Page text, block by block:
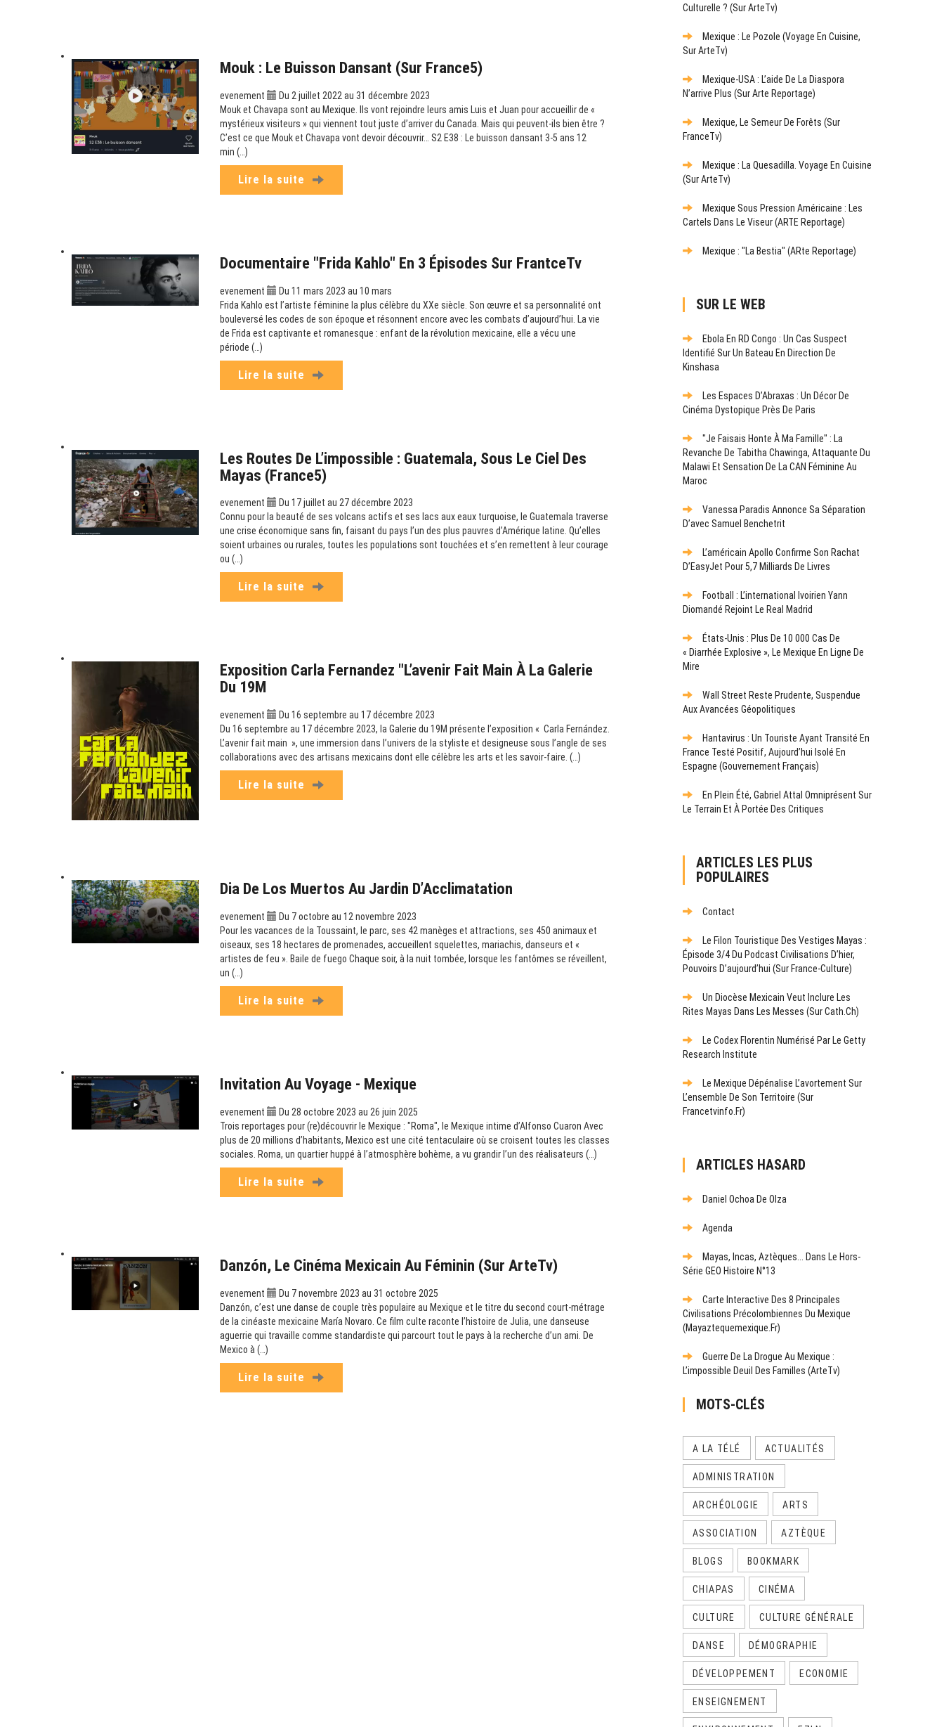
Mouk : Le Buisson Dansant (sur France5)
evenement
Du 2 juillet 2022 au 31 décembre 2023
Mouk et Chavapa sont au Mexique. Ils vont rejoindre leurs amis Luis et Juan pour accueillir de «
mystérieux visiteurs » qui viennent tout juste d’arriver du Canada. Mais qui peuvent-ils bien être ?
C’est ce que Mouk et Chavapa vont devoir découvrir… S2 E38 : Le buisson dansant 3-5 ans 12
min (…)
Lire la suite
Documentaire "Frida Kahlo" En 3 Épisodes Sur FrantceTv
evenement
Du 11 mars 2023 au 10 mars
Frida Kahlo est l’artiste féminine la plus célèbre du XXe siècle. Son œuvre et sa personnalité ont
bouleversé les codes de son époque et résonnent encore avec les combats d’aujourd’hui. La vie
de Frida est captivante et romanesque : enfant de la révolution mexicaine, elle a vécu une
période (…)
Lire la suite
Les Routes De L’impossible : Guatemala, Sous Le Ciel Des
Mayas (France5)
evenement
Du 17 juillet au 27 décembre 2023
Connu pour la beauté de ses volcans actifs et ses lacs aux eaux turquoise, le Guatemala traverse
une crise économique sans fin, faisant du pays l’un des plus pauvres d’Amérique latine. Qu’elles
soient urbaines ou rurales, toutes les populations sont touchées et s’en remettent à leur courage
ou (…)
Lire la suite
Exposition Carla Fernandez "L’avenir Fait Main À La Galerie
Du 19M
evenement
Du 16 septembre au 17 décembre 2023
Du 16 septembre au 17 décembre 2023, la Galerie du 19M présente l’exposition « Carla Fernández.
L’avenir fait main », une immersion dans l’univers de la styliste et designeuse sous l’angle de ses
collaborations avec des artisans mexicains dont elle célèbre les arts et les savoir-faire. (…)
Lire la suite
Dia De Los Muertos Au Jardin D’Acclimatation
evenement
Du 7 octobre au 12 novembre 2023
Pour les vacances de la Toussaint, le parc, ses 42 manèges et attractions, ses 450 animaux et
oiseaux, ses 18 hectares de promenades, accueillent squelettes, mariachis, danseurs et «
artistes de feu ». Baile de fuego Chaque soir, à la nuit tombée, lorsque les fantômes se réveillent,
un (…)
Lire la suite
Invitation Au Voyage - Mexique
evenement
Du 28 octobre 2023 au 26 juin 2025
Trois reportages pour (re)découvrir le Mexique : "Roma", le Mexique intime d’Alfonso Cuaron Avec
plus de 20 millions d’habitants, Mexico est une cité tentaculaire où se croisent toutes les classes
sociales. Roma, un quartier huppé à l’atmosphère bohème, a vu grandir l’un des réalisateurs (…)
Lire la suite
Danzón, Le Cinéma Mexicain Au Féminin (sur ArteTv)
evenement
Du 7 novembre 2023 au 31 octobre 2025
Danzón, c’est une danse de couple très populaire au Mexique et le titre du second court-métrage
de la cinéaste mexicaine María Novaro. Ce film culte raconte l’histoire de Julia, une danseuse
aguerrie qui travaille comme standardiste qui parcourt tout le pays à la recherche d’un ami. De
Mexico à (…)
Lire la suite
Culturelle ? (sur ArteTv)
Mexique : Le Pozole (Voyage En Cuisine,
Sur ArteTv)
Mexique-USA : L’aide De La Diaspora
N’arrive Plus (sur Arte Reportage)
Mexique, Le Semeur De Forêts (sur
FranceTv)
Mexique : La Quesadilla. Voyage En Cuisine
(sur ArteTv)
Mexique Sous Pression Américaine : Les
Cartels Dans Le Viseur (ARTE Reportage)
Mexique : "La Bestia" (ARte Reportage)
SUR LE WEB
Ebola En RD Congo : Un Cas Suspect
Identifié Sur Un Bateau En Direction De
Kinshasa
Les Espaces D’Abraxas : Un Décor De
Cinéma Dystopique Près De Paris
"Je Faisais Honte À Ma Famille" : La
Revanche De Tabitha Chawinga, Attaquante Du
Malawi Et Sensation De La CAN Féminine Au
Maroc
Vanessa Paradis Annonce Sa Séparation
D’avec Samuel Benchetrit
L’américain Apollo Confirme Son Rachat
D’EasyJet Pour 5,7 Milliards De Livres
Football : L’international Ivoirien Yann
Diomandé Rejoint Le Real Madrid
États-Unis : Plus De 10 000 Cas De
« Diarrhée Explosive », Le Mexique En Ligne De
Mire
Wall Street Reste Prudente, Suspendue
Aux Avancées Géopolitiques
Hantavirus : Un Touriste Ayant Transité En
France Testé Positif, Aujourd’hui Isolé En
Espagne (gouvernement Français)
En Plein Été, Gabriel Attal Omniprésent Sur
Le Terrain Et À Portée Des Critiques
ARTICLES LES PLUS
POPULAIRES
Contact
Le Filon Touristique Des Vestiges Mayas :
Épisode 3/4 Du Podcast Civilisations D’hier,
Pouvoirs D’aujourd’hui (sur France-Culture)
Un Diocèse Mexicain Veut Inclure Les
Rites Mayas Dans Les Messes (sur Cath.ch)
Le Codex Florentin Numérisé Par Le Getty
Research Institute
Le Mexique Dépénalise L’avortement Sur
L’ensemble De Son Territoire (sur
Francetvinfo.fr)
ARTICLES HASARD
Daniel Ochoa De Olza
Agenda
Mayas, Incas, Aztèques... Dans Le Hors-
Série GEO Histoire N°13
Carte Interactive Des 8 Principales
Civilisations Précolombiennes Du Mexique
(mayaztequemexique.fr)
Guerre De La Drogue Au Mexique :
L’impossible Deuil Des Familles (ArteTv)
MOTS-CLÉS
A LA TÉLÉ ACTUALITÉS
ADMINISTRATION
ARCHÉOLOGIE ARTS
ASSOCIATION AZTÈQUE
BLOGS BOOKMARK
CHIAPAS CINÉMA
CULTURE CULTURE GÉNÉRALE
DANSE DÉMOGRAPHIE
DÉVELOPPEMENT ECONOMIE
ENSEIGNEMENT